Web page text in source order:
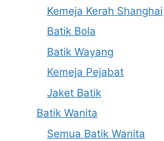
Kemeja Kerah Shanghai
Batik Bola
Batik Wayang
Kemeja Pejabat
Jaket Batik
Batik Wanita
Semua Batik Wanita